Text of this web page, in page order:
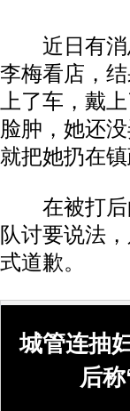
近日有消
李梅看店，
上了车，戴
脸肿，她还
就把她扔在镇
在被打后
队讨要说法
式道歉。
城管连抽
后